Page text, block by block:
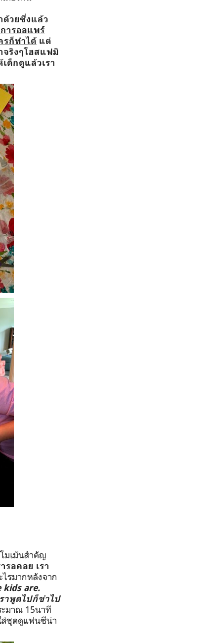
ด้วยซึ่งแล้ว
ารออแพร์
รก็ทำได้ แต่
จริงๆโฮสแฟมิ
ด็กดูแล้วเรา
มเม้นสำคัญ
รอคอย เรา
รมากหลังจาก
kids are.
าพูดไปก็ขำไป
ะมาณ 15นาที
ส่ชุดดูแฟนซีน่า